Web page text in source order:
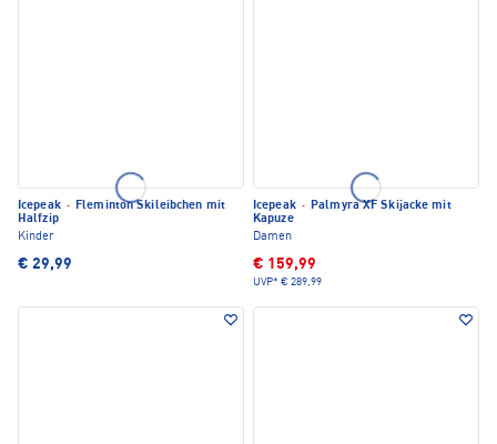
Icepeak · Fleminton Skileibchen mit
Halfzip
Kinder
€ 29,99
Icepeak · Palmyra XF Skijacke mit
Kapuze
Damen
€ 159,99
UVP* € 289,99